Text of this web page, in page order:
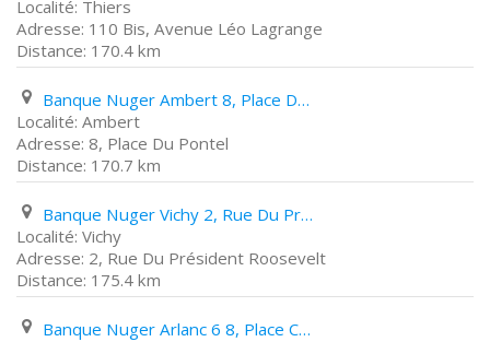
Thiers
110 Bis, Avenue Léo Lagrange
170.4 km
Banque Nuger Ambert 8, Place Du Pontel
Ambert
8, Place Du Pontel
170.7 km
Banque Nuger Vichy 2, Rue Du Président Roosevelt
Vichy
2, Rue Du Président Roosevelt
175.4 km
Banque Nuger Arlanc 6 8, Place Charles de Gaulle